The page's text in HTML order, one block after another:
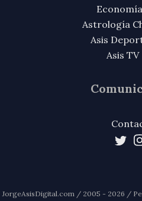
Astrología
Asis
Asis TV
JorgeAsisDigital.com / 2005 - 2026 /